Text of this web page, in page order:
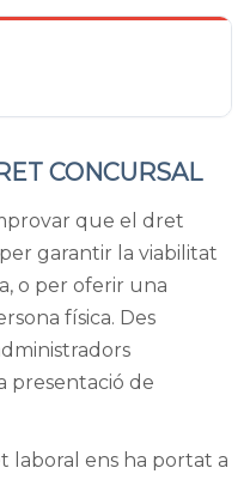
CONCURSAL
que el dret
garantir la viabilitat
o per oferir una
física. Des
presentació de
laboral ens ha portat a